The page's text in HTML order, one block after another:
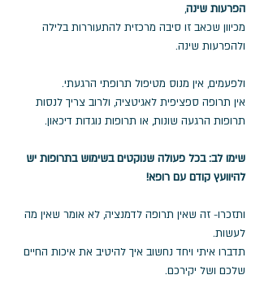
הפרעות שינה,
מכיוון שכאב זו סיבה מרכזית להתעוררות בלילה
ולהפרעות שינה.
ולפעמים, אין מנוס מטיפול תרופתי הרגעתי.
אין תרופה ספציפית לאגיטציה, ולרוב צריך לנסות
תרופות הרגעה שונות, או תרופות נוגדות דיכאון.
שימו לב: בכל פעולה שנוקטים בשימוש בתרופות יש
להיוועץ קודם עם רופא!
ותזכרו- זה שאין תרופה לדמנציה, לא אומר שאין מה
לעשות.
תדברו איתי ויחד נחשוב איך להיטיב את איכות החיים
שלכם ושל יקירכם.